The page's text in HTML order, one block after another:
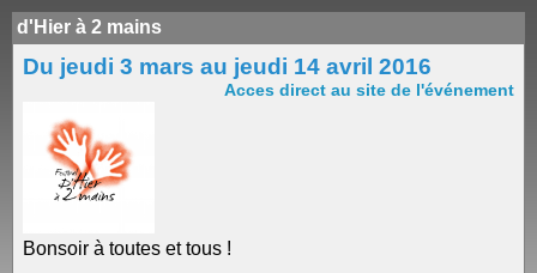
d'Hier à 2 mains
Du jeudi 3 mars au jeudi 14 avril 2016
Acces direct au site de l'événement
Bonsoir à toutes et tous !